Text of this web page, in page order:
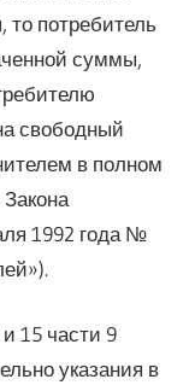
потребитель
суммы,
свободный
в полном
1992 года №
15 части 9
указания в